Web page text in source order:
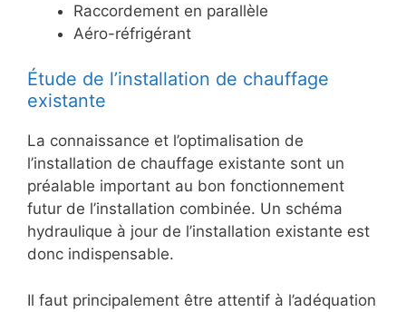
Raccordement en parallèle
Aéro-réfrigérant
Étude de l’installation de chauffage
existante
La connaissance et l’optimalisation de
l’installation de chauffage existante sont un
préalable important au bon fonctionnement
futur de l’installation combinée. Un schéma
hydraulique à jour de l’installation existante est
donc indispensable.
Il faut principalement être attentif à l’adéquation